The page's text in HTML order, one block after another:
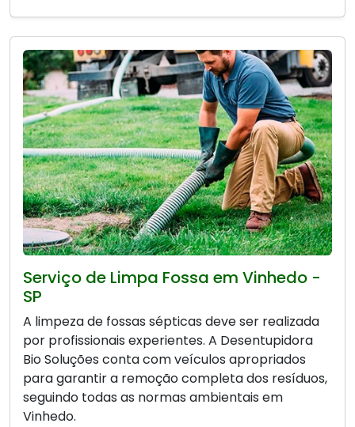
Serviço de Limpa Fossa em Vinhedo -
SP
A limpeza de fossas sépticas deve ser realizada
por profissionais experientes. A Desentupidora
Bio Soluções conta com veículos apropriados
para garantir a remoção completa dos resíduos,
seguindo todas as normas ambientais em
Vinhedo.